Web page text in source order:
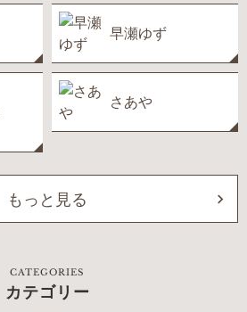
早瀬ゆず
さあや
もっと見る
CATEGORIES
カテゴリー